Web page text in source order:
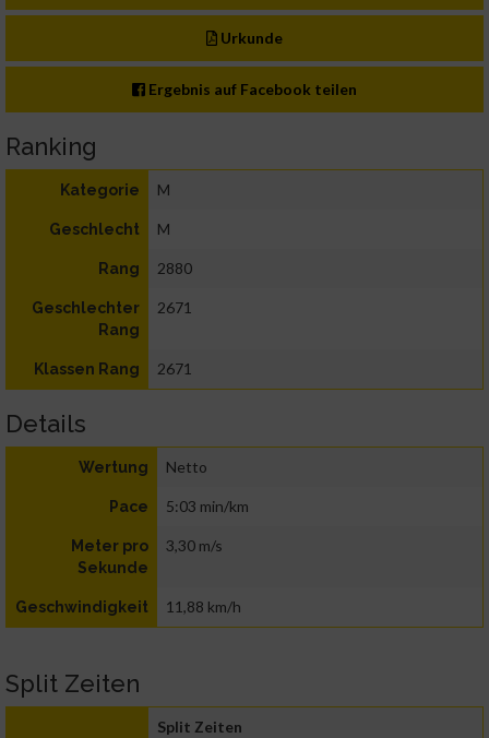
Urkunde
Ergebnis auf Facebook teilen
Ranking
Kategorie M
Geschlecht M
Rang 2880
Geschlechter
Rang
2671
Klassen Rang 2671
Details
Wertung Netto
Pace 5:03 min/km
Meter pro
Sekunde
3,30 m/s
Geschwindigkeit 11,88 km/h
Split Zeiten
Split Zeiten